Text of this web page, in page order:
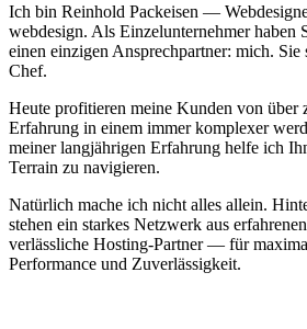
Ich bin Reinhold Packeisen —
webdesign. Als Einzelunternehmer haben
einen einzigen Ansprechpartner: mich. Sie
Chef.
Heute profitieren meine Kunden von über
Erfahrung in einem immer komplexer
meiner langjährigen Erfahrung helfe ich
Terrain zu navigieren.
Natürlich mache ich nicht alles allein.
stehen ein starkes Netzwerk aus
verlässliche Hosting-Partner — für
Performance und Zuverlässigkeit.